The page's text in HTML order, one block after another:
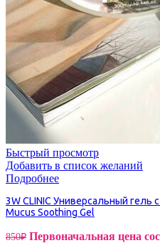
Быстрый просмотр
Добавить в список желаний
Подробнее
3W CLINIC Универсальный гель
Mucus Soothing Gel
850₽ Первоначальная цена